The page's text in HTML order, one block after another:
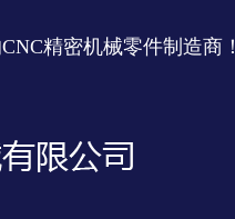
精密机械零件制造商！